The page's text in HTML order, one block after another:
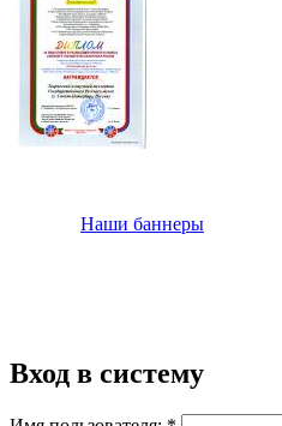
Наши баннеры
Вход в систему